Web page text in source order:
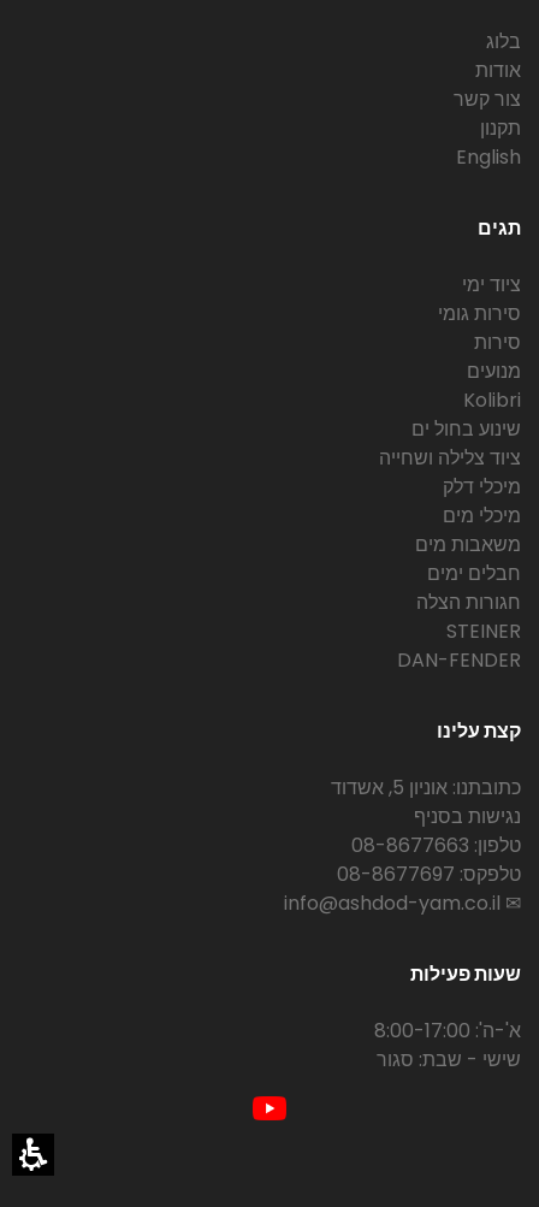
בלוג
אודות
צור קשר
תקנון
English
תגים
ציוד ימי
סירות גומי
סירות
מנועים
Kolibri
שינוע בחול ים
ציוד צלילה ושחייה
מיכלי דלק
מיכלי מים
משאבות מים
חבלים ימים
חגורות הצלה
STEINER
DAN-FENDER
קצת עלינו
כתובתנו: אוניון 5, אשדוד
נגישות בסניף
טלפון: 08-8677663
טלפקס: 08-8677697
✉ info@ashdod-yam.co.il
שעות פעילות
א'-ה': 8:00-17:00
שישי - שבת: סגור